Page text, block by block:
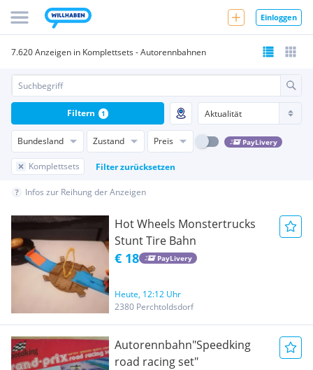
Einloggen
7.620 Anzeigen in Komplettsets - Autorennbahnen
Bundesland Zustand Preis PayLivery
Komplettsets Filter zurücksetzen
Filtern 1
Infos zur Reihung der Anzeigen
Hot Wheels Monstertrucks
Stunt Tire Bahn
€ 18 PayLivery
Heute, 12:12 Uhr
2380 Perchtoldsdorf
Autorennbahn"Speedking
road racing set"